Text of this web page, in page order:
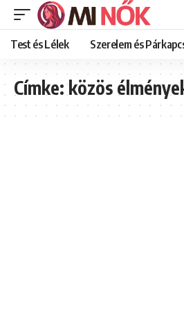
Test és Lélek Szerelem és
Címke:közös